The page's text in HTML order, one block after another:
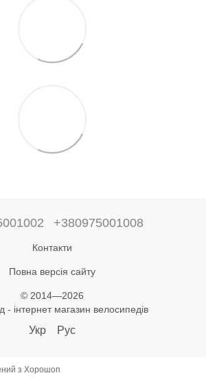
+380975001008
Контакти
Повна версія сайту
© 2014—2026
- інтернет магазин велосипедів
Укр Рус
з Хорошоп